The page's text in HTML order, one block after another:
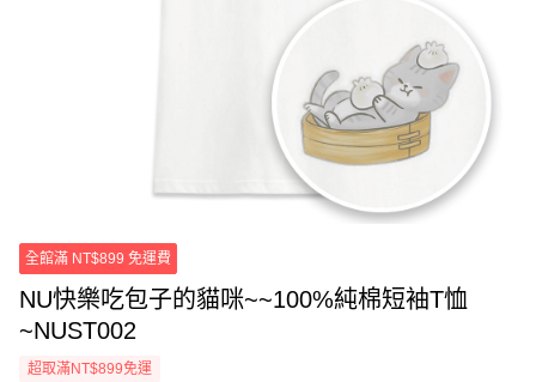
全館滿 NT$899 免運費
NU快樂吃包子的貓咪~~100%純棉短袖T恤
~NUST002
超取滿NT$899免運